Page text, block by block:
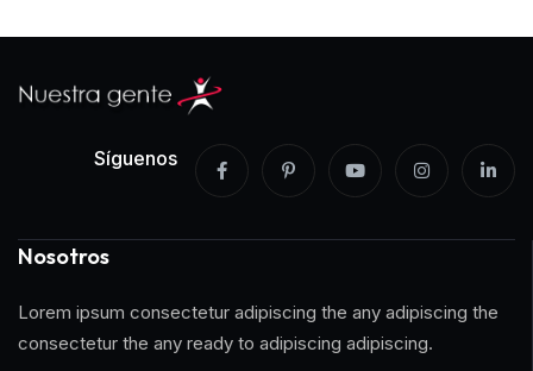
Síguenos
Nosotros
Lorem ipsum consectetur adipiscing the any adipiscing the
consectetur the any ready to adipiscing adipiscing.